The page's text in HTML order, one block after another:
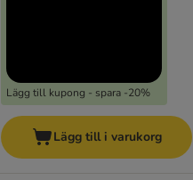
Lägg till kupong - spara -20%
Lägg till i varukorg